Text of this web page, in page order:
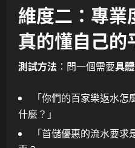
維度二：專
真的懂自己的
測試方法 ：問一個需要具
「你們的百家樂返水
什麼？」
「首儲優惠的流水要